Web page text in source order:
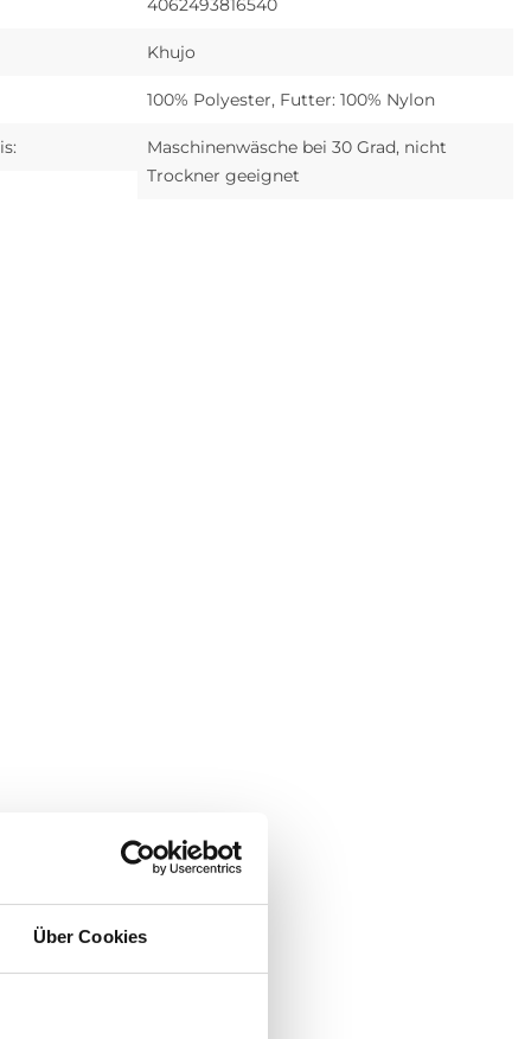
Über Cookies
4062493816540
Khujo
100% Polyester, Futter: 100% Nylon
Maschinenwäsche bei 30 Grad, nicht
Trockner geeignet